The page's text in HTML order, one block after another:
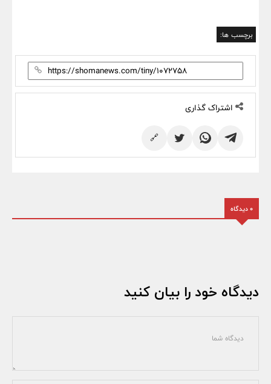
برچسب ها:
اشتراک گذاری
🔗
0 دیدگاه
دیدگاه خود را بیان کنید